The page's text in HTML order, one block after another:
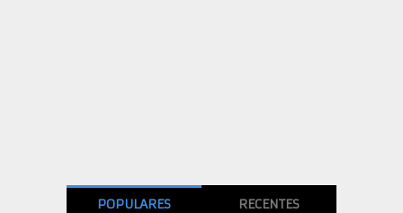
POPULARES RECENTES